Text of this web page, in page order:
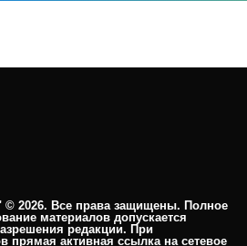
© 2026. Все права защищены. Полное
материалов допускается
редакции. При
прямая активная ссылка на сетевое